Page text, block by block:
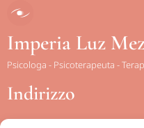
Imperia Luz
Psicologa - Psicoterapeuta -
Indirizzo